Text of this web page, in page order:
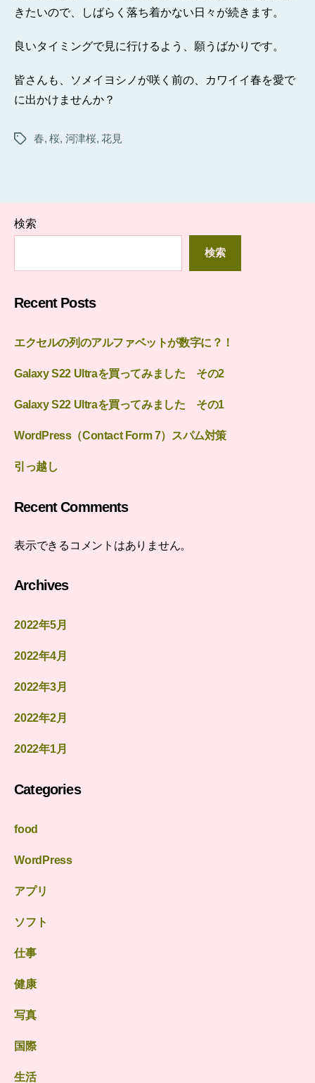
きたいので、しばらく落ち着かない日々が続きます。
良いタイミングで見に行けるよう、願うばかりです。
皆さんも、ソメイヨシノが咲く前の、カワイイ春を愛で
に出かけませんか？
タ
春,桜, 河津桜,花見
検索
検索
Recent Posts
エクセルの列のアルファベットが数字に？！
Galaxy S22 Ultraを買ってみました その2
Galaxy S22 Ultraを買ってみました その1
WordPress（Contact Form 7）スパム対策
引っ越し
Recent Comments
表示できるコメントはありません。
Archives
2022年5月
2022年4月
2022年3月
2022年2月
2022年1月
Categories
food
WordPress
アプリ
ソフト
仕事
健康
写真
国際
生活